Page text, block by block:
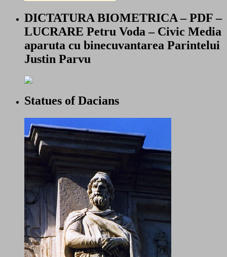
DICTATURA BIOMETRICA – PDF –
LUCRARE Petru Voda – Civic Media
aparuta cu binecuvantarea Parintelui
Justin Parvu
Statues of Dacians